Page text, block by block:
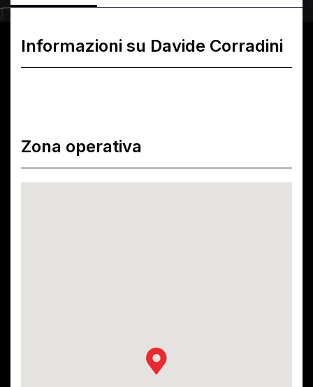
Informazioni su Davide Corradini
Zona operativa